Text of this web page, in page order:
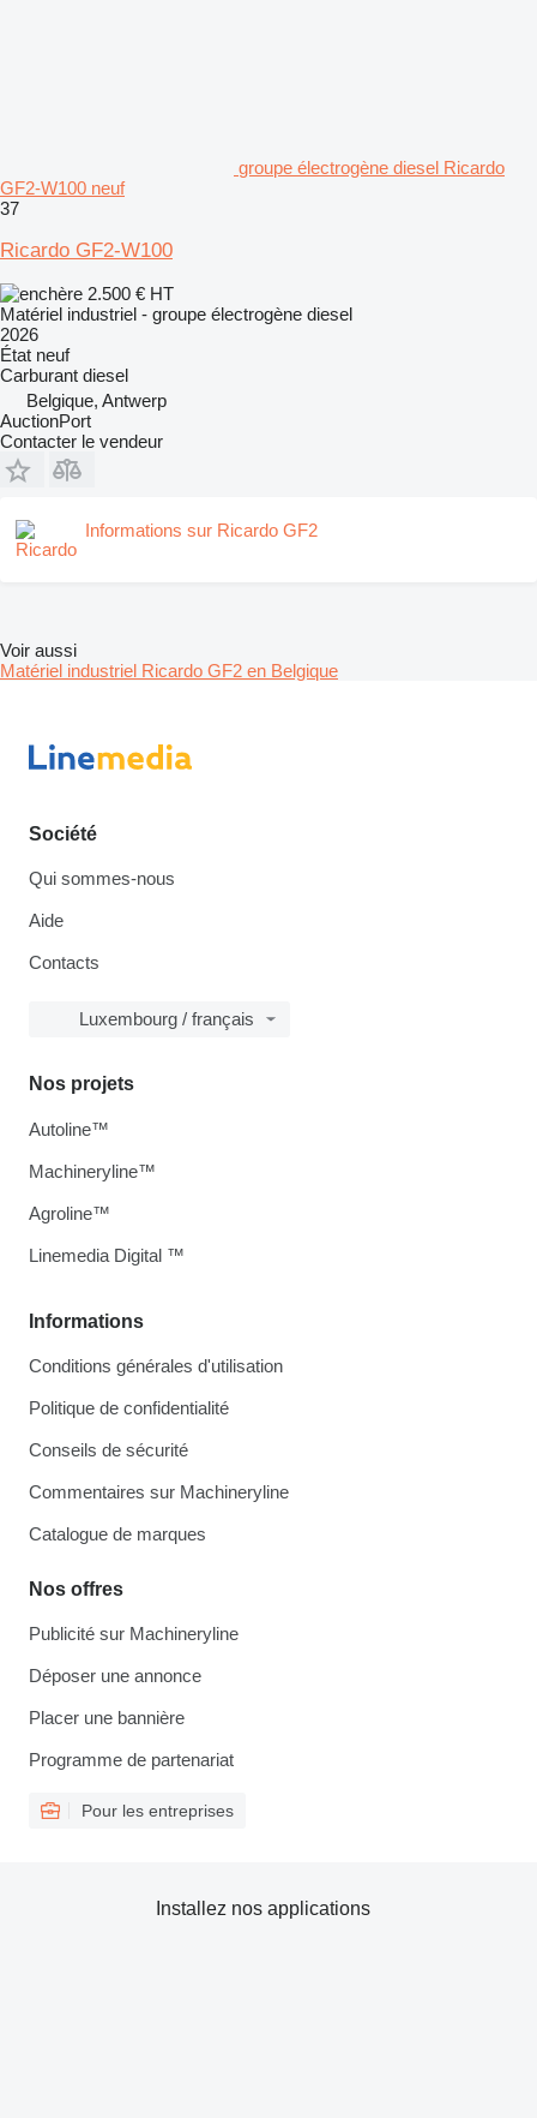
groupe électrogène diesel Ricardo
GF2-W100 neuf
37
Ricardo GF2-W100
2.500 € HT
Matériel industriel - groupe électrogène diesel
2026
État neuf
Carburant diesel
Belgique, Antwerp
AuctionPort
Contacter le vendeur
Informations sur Ricardo GF2
Voir aussi
Matériel industriel Ricardo GF2 en Belgique
Société
Qui sommes-nous
Aide
Contacts
Luxembourg / français
Informations
Conditions générales d'utilisation
Politique de confidentialité
Conseils de sécurité
Commentaires sur Machineryline
Catalogue de marques
Nos offres
Publicité sur Machineryline
Déposer une annonce
Placer une bannière
Programme de partenariat
Pour les entreprises
Nos projets
Autoline™
Machineryline™
Agroline™
Linemedia Digital ™
Installez nos applications